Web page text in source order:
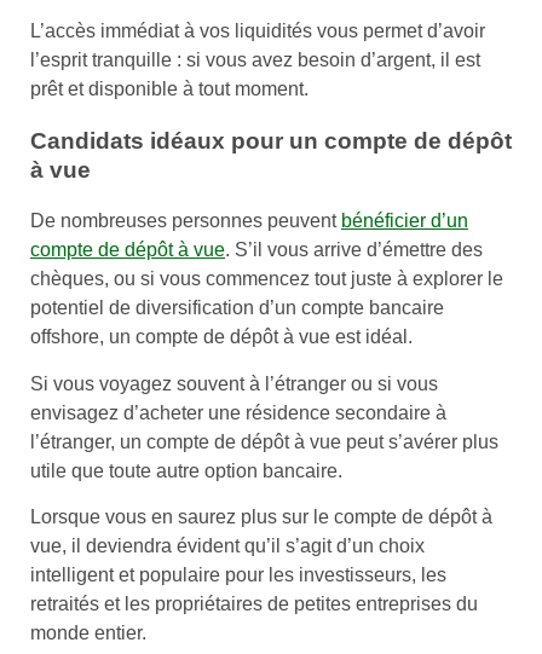
L’accès immédiat à vos liquidités vous permet d’avoir
l’esprit tranquille : si vous avez besoin d’argent, il est
prêt et disponible à tout moment.
Candidats idéaux pour un compte de dépôt
à vue
De nombreuses personnes peuvent bénéficier d’un
compte de dépôt à vue. S’il vous arrive d’émettre des
chèques, ou si vous commencez tout juste à explorer le
potentiel de diversification d’un compte bancaire
offshore, un compte de dépôt à vue est idéal.
Si vous voyagez souvent à l’étranger ou si vous
envisagez d’acheter une résidence secondaire à
l’étranger, un compte de dépôt à vue peut s’avérer plus
utile que toute autre option bancaire.
Lorsque vous en saurez plus sur le compte de dépôt à
vue, il deviendra évident qu’il s’agit d’un choix
intelligent et populaire pour les investisseurs, les
retraités et les propriétaires de petites entreprises du
monde entier.